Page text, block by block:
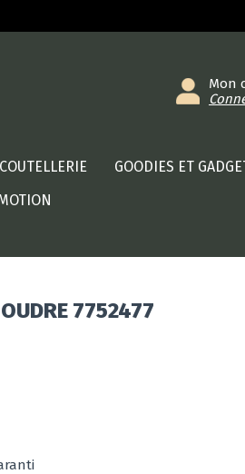
Mon
COUTELLERIE GOODIES ET
7752477